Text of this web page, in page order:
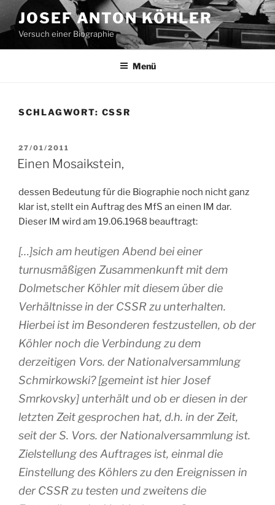
Inhalt
springen
JOSEF ANTON KÖHLER
Versuch einer Biographie
Menü
SCHLAGWORT: CSSR
VERÖFFENTLICHT
AM
27/01/2011
Einen Mosaikstein,
dessen Bedeutung für die Biographie noch nicht ganz
klar ist, stellt ein Auftrag des MfS an einen IM dar.
Dieser IM wird am 19.06.1968 beauftragt:
[…]sich am heutigen Abend bei einer
turnusmäßigen Zusammenkunft mit dem
Dolmetscher Köhler mit diesem über die
Verhältnisse in der CSSR zu unterhalten.
Hierbei ist im Besonderen festzustellen, ob der
Köhler noch die Verbindung zu dem
derzeitigen Vors. der Nationalversammlung
Schmirkowski? [gemeint ist hier Josef
Smrkovsky] unterhält und ob er diesen in der
letzten Zeit gesprochen hat, d.h. in der Zeit,
seit der S. Vors. der Nationalversammlung ist.
Zielstellung des Auftrages ist, einmal die
Einstellung des Köhlers zu den Ereignissen in
der CSSR zu testen und zweitens die